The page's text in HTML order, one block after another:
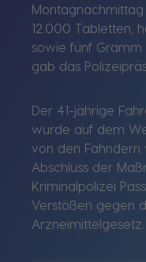
12.000 Tabletten,
sowie fünf Gramm
gab das
Der 41-jährige
wurde auf dem
von den Fahndern
Abschluss der
Kriminalpolizei
Verstößen gegen
Arzneimittelgesetz.